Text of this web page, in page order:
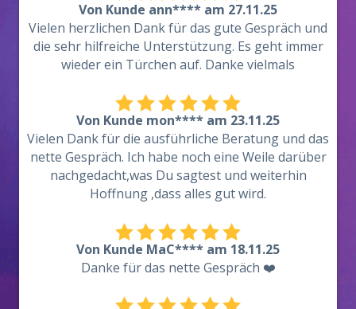
Von Kunde ann**** am 27.11.25
Vielen herzlichen Dank für das gute Gespräch und
die sehr hilfreiche Unterstützung. Es geht immer
wieder ein Türchen auf. Danke vielmals
Von Kunde mon**** am 23.11.25
Vielen Dank für die ausführliche Beratung und das
nette Gespräch. Ich habe noch eine Weile darüber
nachgedacht,was Du sagtest und weiterhin
Hoffnung ,dass alles gut wird.
Von Kunde MaC**** am 18.11.25
Danke für das nette Gespräch ❤️